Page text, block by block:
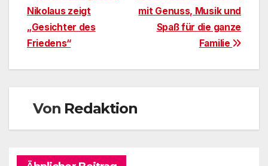
mit Genuss, Musik und
Spaß für die ganze
Familie
Nikolaus zeigt
„Gesichter des
Friedens“
Von Redaktion